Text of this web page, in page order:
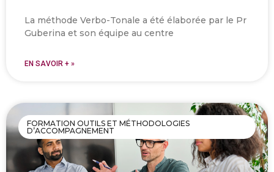
La méthode Verbo-Tonale a été élaborée par le Pr
Guberina et son équipe au centre
EN SAVOIR + »
FORMATION OUTILS ET MÉTHODOLOGIES
D’ACCOMPAGNEMENT